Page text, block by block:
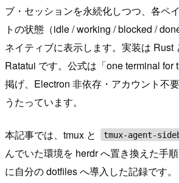
ブ・セッションを永続化しつつ、各ペ
トの状態（idle / working / blocked /
ネイティブに表示します。実装は Rust
Ratatui です。公式は「one terminal for
掲げ、Electron 非依存・アカウント不
うたっています。
本記事では、tmux と tmux-agent-
んでいた環境を herdr へ置き換えた手
に自分の dotfiles へ導入した記録です。